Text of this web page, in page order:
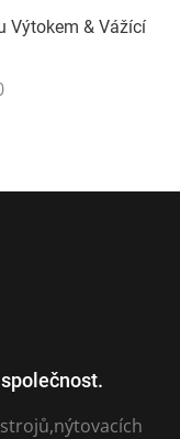
Výtokem & Vážící